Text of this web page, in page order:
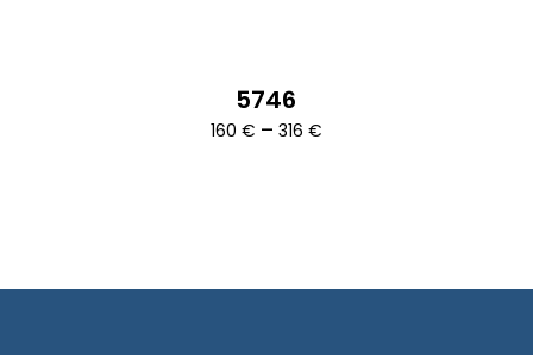
5746
160 € – 316 €Ártartomány: